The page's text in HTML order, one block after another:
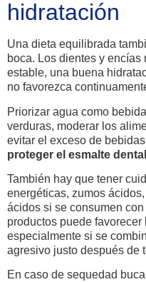
hidratación
Una dieta equilibrada
boca. Los dientes y encías
estable, una buena
no favorezca
Priorizar agua como
verduras, moderar los
evitar el exceso de
proteger el esmalte dental
También hay que tener
energéticas, zumos
ácidos si se consumen
productos puede favorecer
especialmente si se
agresivo justo después de
En caso de sequedad